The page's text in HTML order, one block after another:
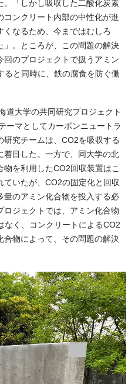
。「しかし吸収した二酸化炭素
ンクリート内部の中性化が進
なるため、今まではむしろ
」。ところが、この問題の解決
のプロジェクトで扱うアミン
ると同時に、鉄の腐食を防ぐ働
道大学の共同研究プロジェクト
ーマとしてカーボンニュートラ
究チームは、 CO2を吸収する
目した。一方で、同大学の北
物を利用したCO2回収装置はこ
いたが、 CO2の固定化と回収
量のアミン化合物を投入する必
ジェクトでは、アミン化合物
なく、コンクリートによるCO2
合物によって、その問題の解決